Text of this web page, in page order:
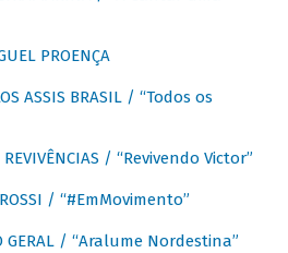
PROENÇA
ASSIS BRASIL / “Todos os
REVIVÊNCIAS / “Revivendo Victor”
/ “#EmMovimento”
GERAL / “Aralume Nordestina”